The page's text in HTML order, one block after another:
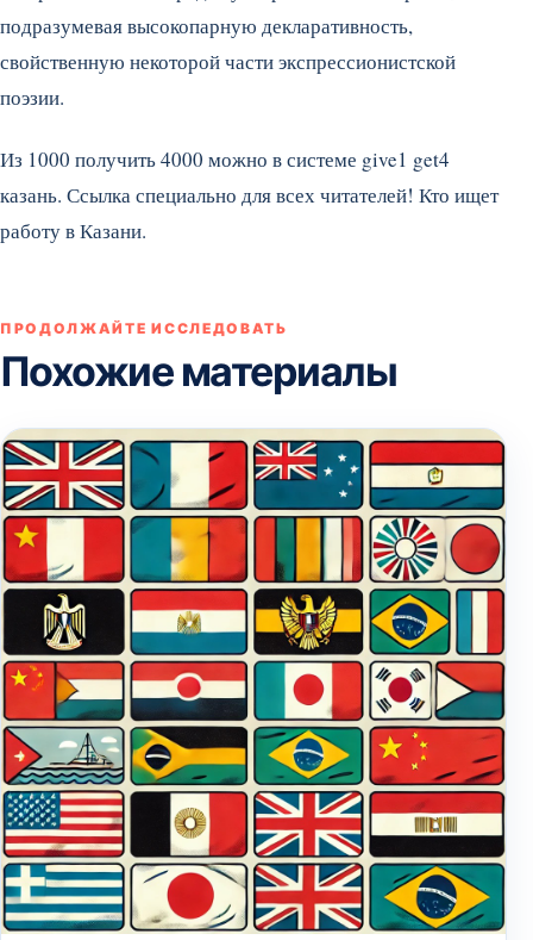
подразумевая высокопарную декларативность,
свойственную некоторой части экспрессионистской
поэзии.
Из 1000 получить 4000 можно в системе give1 get4
казань. Ссылка специально для всех читателей! Кто ищет
работу в Казани.
ПРОДОЛЖАЙТЕ ИССЛЕДОВАТЬ
Похожие материалы